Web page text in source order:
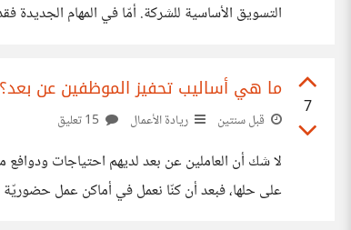
التسويق الأساسية للشركة. أمّا في المهام الجديدة
7
ما هي أساليب تحفيز الموظفين عن بعد؟
قبل سنتين ريادة الأعمال
لا شك أن العاملين عن بعد لديهم احتياجات
على حلها، فبعد أن كنّا نعمل في أماكن عمل حضوريّة